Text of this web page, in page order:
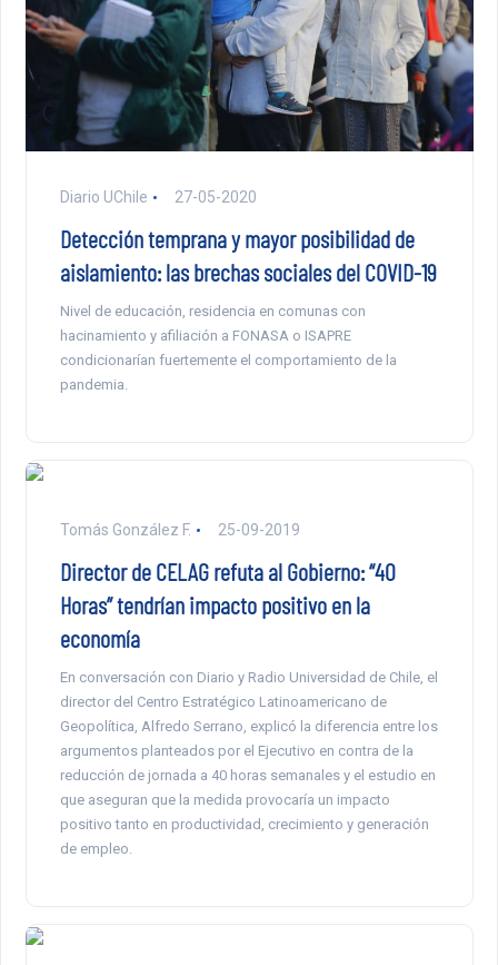
Diario UChile 27-05-2020
Detección temprana y mayor posibilidad de
aislamiento: las brechas sociales del COVID-19
Nivel de educación, residencia en comunas con
hacinamiento y afiliación a FONASA o ISAPRE
condicionarían fuertemente el comportamiento de la
pandemia.
Tomás González F. 25-09-2019
Director de CELAG refuta al Gobierno: “40
Horas” tendrían impacto positivo en la
economía
En conversación con Diario y Radio Universidad de Chile, el
director del Centro Estratégico Latinoamericano de
Geopolítica, Alfredo Serrano, explicó la diferencia entre los
argumentos planteados por el Ejecutivo en contra de la
reducción de jornada a 40 horas semanales y el estudio en
que aseguran que la medida provocaría un impacto
positivo tanto en productividad, crecimiento y generación
de empleo.